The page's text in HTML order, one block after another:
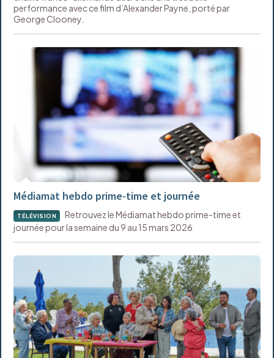
performance avec ce film d’Alexander Payne, porté par
George Clooney.
Médiamat hebdo prime-time et journée
TÉLÉVISION
Retrouvez le Médiamat hebdo prime-time et
journée pour la semaine du 9 au 15 mars 2026